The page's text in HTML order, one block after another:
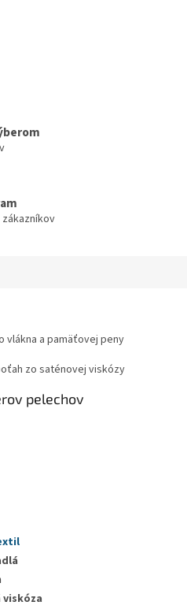
vlákna a pamäťovej peny
zo saténovej viskózy
pelechov